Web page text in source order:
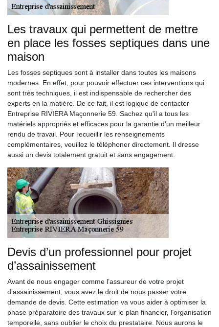
Les travaux qui permettent de mettre
en place les fosses septiques dans une
maison
Les fosses septiques sont à installer dans toutes les maisons
modernes. En effet, pour pouvoir effectuer ces interventions qui
sont très techniques, il est indispensable de rechercher des
experts en la matière. De ce fait, il est logique de contacter
Entreprise RIVIERA Maçonnerie 59. Sachez qu'il a tous les
matériels appropriés et efficaces pour la garantie d'un meilleur
rendu de travail. Pour recueillir les renseignements
complémentaires, veuillez le téléphoner directement. Il dresse
aussi un devis totalement gratuit et sans engagement.
Devis d’un professionnel pour projet
d’assainissement
Avant de nous engager comme l’assureur de votre projet
d’assainissement, vous avez le droit de nous passer votre
demande de devis. Cette estimation va vous aider à optimiser la
phase préparatoire des travaux sur le plan financier, l’organisation
temporelle, sans oublier le choix du prestataire. Nous aurons le